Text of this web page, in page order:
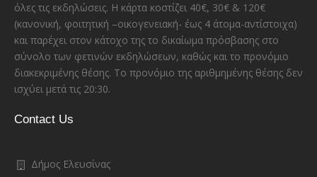
όλες τις εκδηλώσεις. Η κάρτα κοστίζει 40€, 30€ & 120€
(κανονική, φοιτητική –οικογενειακή- έως 4 άτομα-αντίστοιχα)
και παρέχει στον κάτοχο της το δικαίωμα πρόσβασης στο
σύνολο των φετινών εκδηλώσεων, καθώς και το προνόμιο
διακεκριμένης θέσης. Το προνόμιο της αριθμημένης θέσης δεν
ισχύει μετά τις 20:30.
Contact Us
Δήμος Ελευσίνας